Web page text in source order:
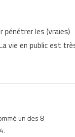
pénétrer les (vraies)
vie en public est
un des 8